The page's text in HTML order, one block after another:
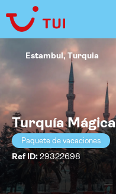
Turquía Mágica
Paquete de vacaciones
Ref ID:29322698
Estambul, Turquia